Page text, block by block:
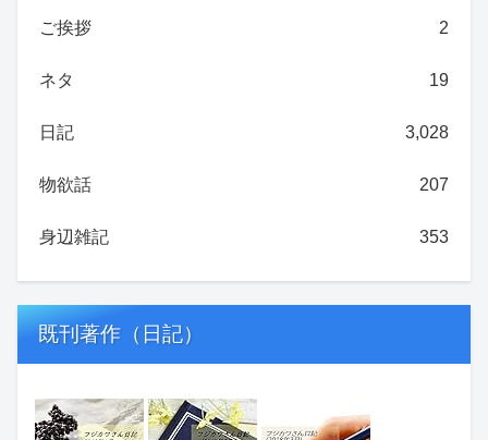
ご挨拶 2
ネタ 19
日記 3,028
物欲話 207
身辺雑記 353
既刊著作（日記）